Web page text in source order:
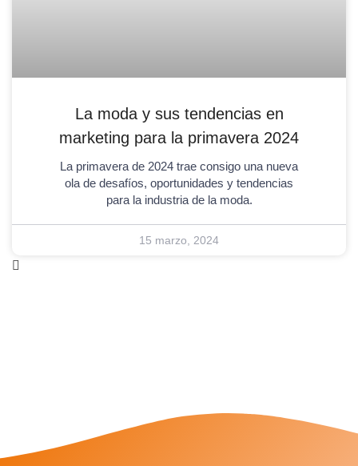
La moda y sus tendencias en
marketing para la primavera 2024
La primavera de 2024 trae consigo una nueva
ola de desafíos, oportunidades y tendencias
para la industria de la moda.
15 marzo, 2024